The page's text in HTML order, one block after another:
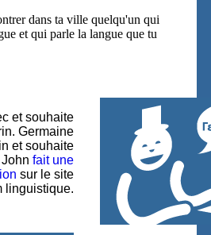
dans ta ville quelqu'un qui
et qui parle la langue que tu
et souhaite
Germaine
et souhaite
fait une
sur le site
linguistique.